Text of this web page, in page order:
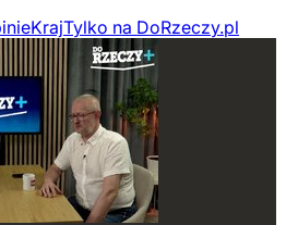
KrajTylko na DoRzeczy.pl